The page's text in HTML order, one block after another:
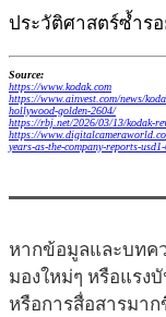
ประวัติศาสตร์ซ้ำรอ
Source:
https://www.kodak.com
https://www.ainvest.com/news/
hollywood-golden-2604/
https://rbj.net/2026/03/13/kodak-
https://
years-as-the-company-reports-
หากข้อมูลและบทค
มองใหม่ๆ หรือแรง
หรือการสื่อสารมา